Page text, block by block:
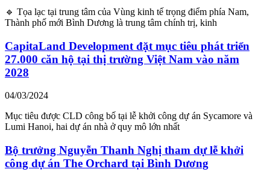
🔹 Tọa lạc tại trung tâm của Vùng kinh tế trọng điểm phía Nam,
Thành phố mới Bình Dương là trung tâm chính trị, kinh
CapitaLand Development đặt mục tiêu phát triển
27.000 căn hộ tại thị trường Việt Nam vào năm
2028
04/03/2024
Mục tiêu được CLD công bố tại lễ khởi công dự án Sycamore và
Lumi Hanoi, hai dự án nhà ở quy mô lớn nhất
Bộ trưởng Nguyễn Thanh Nghị tham dự lễ khởi
công dự án The Orchard tại Bình Dương